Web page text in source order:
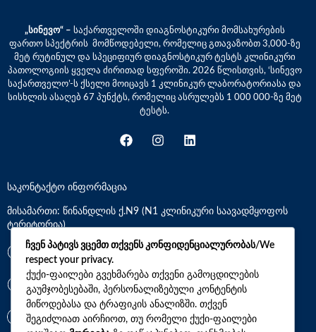
„სინევო“ – საქართველოში დიაგნოსტიკური მომსახურების
ფართო სპექტრის მომწოდებელი, რომელიც გთავაზობთ 3,000-ზე
მეტ რუტინულ და სპეციფიურ დიაგნოსტიკურ ტესტს კლინიკური
პათოლოგიის ყველა ძირითად სფეროში. 2026 წლისთვის, ‘სინევო
საქართველო’-ს ქსელი მოიცავს 1 კლინიკურ ლაბორატორიასა და
სისხლის ასაღებ 67 პუნქტს, რომელიც ასრულებს 1 000 000-ზე მეტ
ტესტს.
საკონტაქტო ინფორმაცია
მისამართი: წინანდლის ქ.N9 (N1 კლინიკური საავადმყოფოს
ტერიტორია)
*7770
+(995)32 2 800 111
info@synevo.ge
ჩვენ პატივს ვცემთ თქვენს კონფიდენციალურობას/We
respect your privacy.
ქუქი-ფაილები გვეხმარება თქვენი გამოცდილების
გაუმჯობესებაში, პერსონალიზებული კონტენტის
მიწოდებასა და ტრაფიკის ანალიზში. თქვენ
შეგიძლიათ აირჩიოთ, თუ რომელი ქუქი-ფაილები